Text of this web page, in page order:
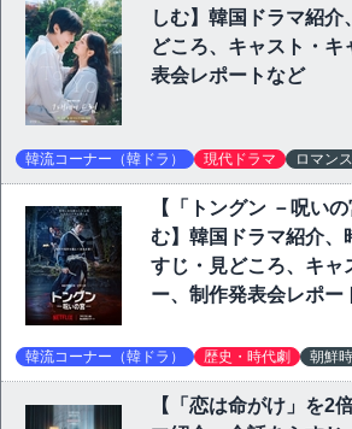
しむ】韓国ドラマ紹
どころ、キャスト・キ
表会レポートなど
韓流コーナー（韓ドラ） 現代ドラマ ロマン
【「トングン －呪い
む】韓国ドラマ紹介、
すじ・見どころ、キャ
ー、制作発表会レポー
韓流コーナー（韓ドラ） 歴史・時代劇 朝鮮
【「恋は命がけ」を2